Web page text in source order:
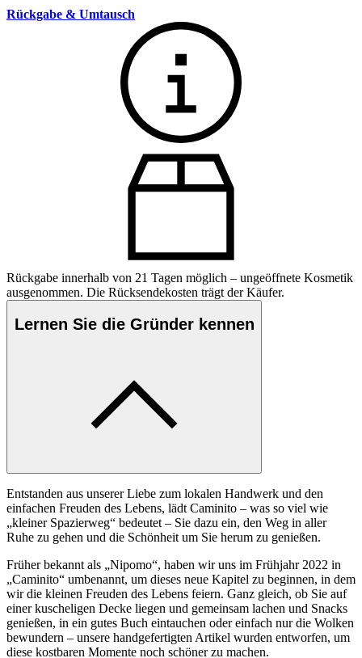
Rückgabe & Umtausch
Rückgabe innerhalb von 21 Tagen möglich – ungeöffnete Kosmetik
ausgenommen. Die Rücksendekosten trägt der Käufer.
Lernen Sie die Gründer kennen
Entstanden aus unserer Liebe zum lokalen Handwerk und den
einfachen Freuden des Lebens, lädt Caminito – was so viel wie
„kleiner Spazierweg“ bedeutet – Sie dazu ein, den Weg in aller
Ruhe zu gehen und die Schönheit um Sie herum zu genießen.
Früher bekannt als „Nipomo“, haben wir uns im Frühjahr 2022 in
„Caminito“ umbenannt, um dieses neue Kapitel zu beginnen, in dem
wir die kleinen Freuden des Lebens feiern. Ganz gleich, ob Sie auf
einer kuscheligen Decke liegen und gemeinsam lachen und Snacks
genießen, in ein gutes Buch eintauchen oder einfach nur die Wolken
bewundern – unsere handgefertigten Artikel wurden entworfen, um
diese kostbaren Momente noch schöner zu machen.